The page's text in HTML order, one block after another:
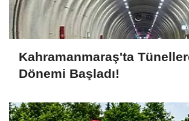
Kahramanmaraş'ta
Dönemi Başladı!